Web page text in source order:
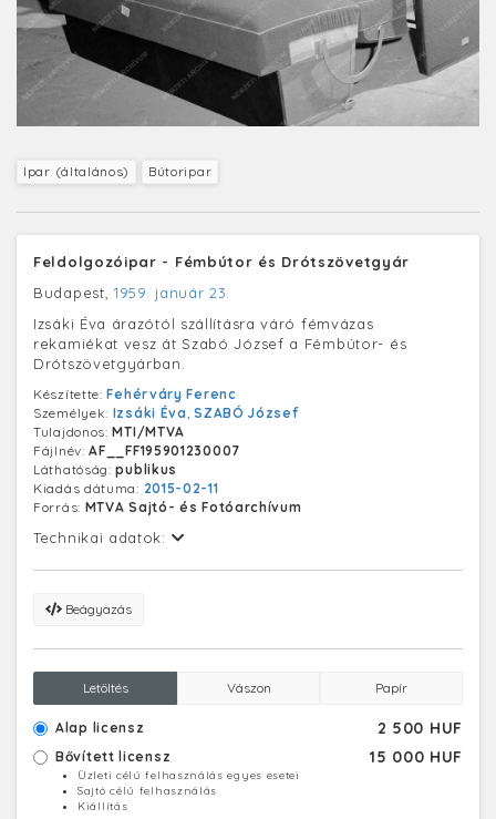
Ipar (általános) Bútoripar
Feldolgozóipar - Fémbútor és Drótszövetgyár
Budapest, 1959. január 23.
Izsáki Éva árazótól szállításra váró fémvázas
rekamiékat vesz át Szabó József a Fémbútor- és
Drótszövetgyárban.
Készítette:Fehérváry Ferenc
Személyek: Izsáki Éva ,SZABÓ József
Tulajdonos:MTI/MTVA
Fájlnév:AF__FF195901230007
Láthatóság:publikus
Kiadás dátuma: 2015-02-11
Forrás: MTVA Sajtó- és Fotóarchívum
Technikai adatok:
Beágyazás
Letöltés Vászon Papír
Alap licensz 2 500 HUF
Bővített licensz 15 000 HUF
Üzleti célú felhasználás egyes esetei
Sajtó célú felhasználás
Kiállítás